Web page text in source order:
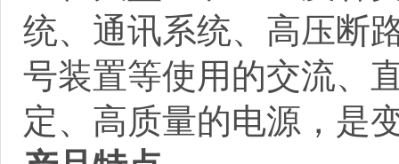
统、通讯系统、高压断
号装置等使用的交流、
定、高质量的电源，是